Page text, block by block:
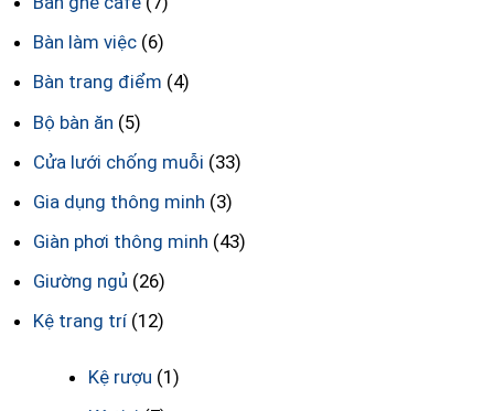
Bàn làm việc (6)
Bàn trang điểm (4)
Bộ bàn ăn (5)
Cửa lưới chống muỗi (33)
Gia dụng thông minh (3)
Giàn phơi thông minh (43)
Giường ngủ (26)
Kệ trang trí (12)
Kệ rượu (1)